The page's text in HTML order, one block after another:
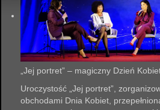
„Jej portret” – magiczny Dzień
Uroczystość „Jej portret”,
obchodami Dnia Kobiet,